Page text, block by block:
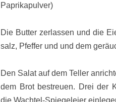
Paprikapulver)
Die Butter zerlassen und die
salz, Pfeffer und und dem
Den Salat auf dem Teller
dem Brot bestreuen. Drei der
die Wachtel-Spiegeleier